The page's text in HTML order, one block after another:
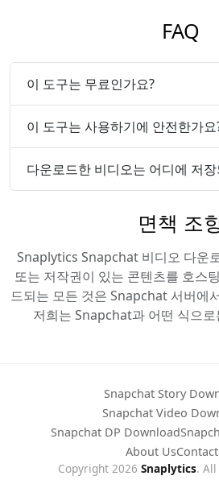
FAQ
이 도구는 무료인가요?
이 도구는 사용하기에 안전한가요
다운로드한 비디오는 어디에 저
면책 조
Snaplytics Snapchat 비디오 다운
또는 저작권이 있는 콘텐츠를 호스
드되는 모든 것은 Snapchat 서버에
저희는 Snapchat과 어떤 식으
Copyright 2026 Snaplytics. All
Snapchat Story
Snapchat Video
Snapchat DP Download
About Us